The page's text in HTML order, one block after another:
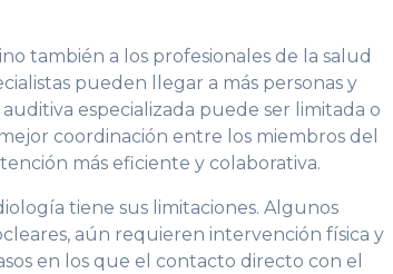
también a los profesionales de la salud
pueden llegar a más personas y
especializada puede ser limitada o
coordinación entre los miembros del
más eficiente y colaborativa.
tiene sus limitaciones. Algunos
aún requieren intervención física y
en los que el contacto directo con el